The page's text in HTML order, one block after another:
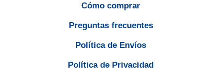
Cómo comprar
Preguntas frecuentes
Política de Envíos
Política de Privacidad